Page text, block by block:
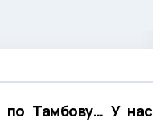
Тамбову… У нас